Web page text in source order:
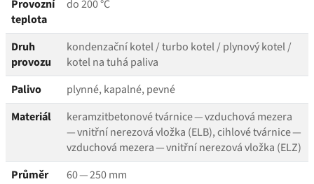
Provozní
teplota
do 200 °C
Druh
provozu
kondenzační kotel / turbo kotel / plynový kotel /
kotel na tuhá paliva
Palivo
plynné, kapalné, pevné
Materiál
keramzitbetonové tvárnice — vzduchová mezera
— vnitřní nerezová vložka (ELB), cihlové tvárnice —
vzduchová mezera — vnitřní nerezová vložka (ELZ)
Průměr
60 — 250 mm